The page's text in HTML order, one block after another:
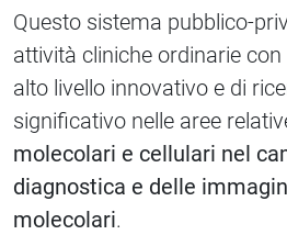
Questo sistema pubblico-
attività cliniche ordinarie
alto livello innovativo e di
significativo nelle aree
molecolari e cellulari nel
diagnostica e delle
molecolari.